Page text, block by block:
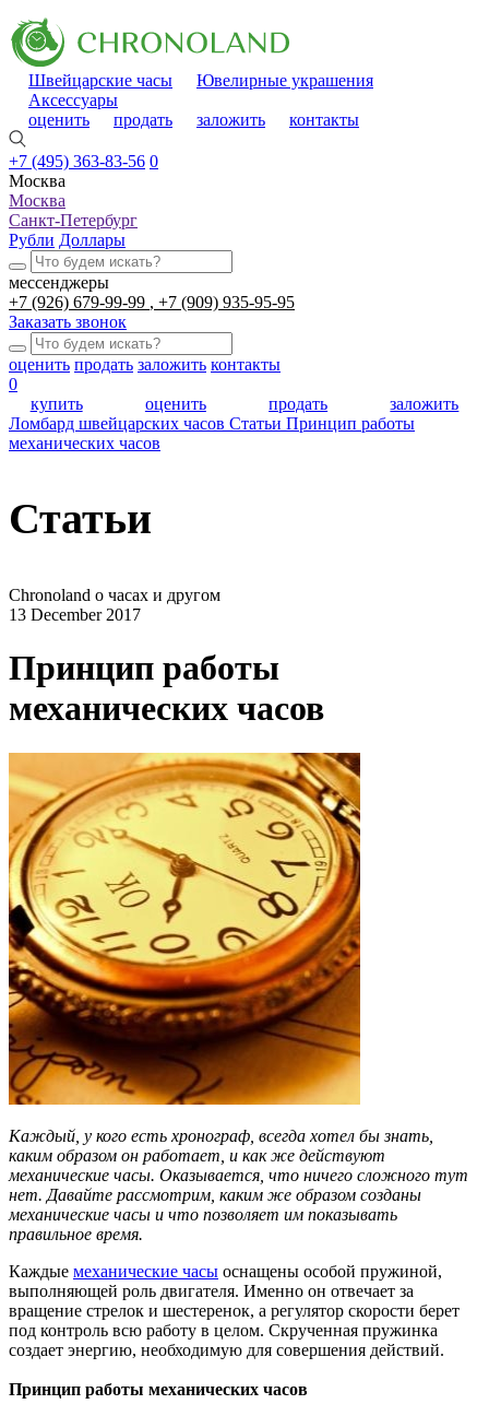
Швейцарские часы
Ювелирные украшения
Аксессуары
оценить
продать заложить контакты
+7 (495) 363-83-56 0
Москва
Москва
Санкт-Петербург
Рубли Доллары
мессенджеры
+7 (926) 679-99-99
+7 (909) 935-95-95
Заказать звонок
оценить продать заложить контакты
0
купить
оценить продать
заложить
Ломбард швейцарских часов Статьи Принцип работы
механических часов
Статьи
Chronoland о часах и другом
13 December 2017
Принцип работы
механических часов
Каждый, у кого есть хронограф, всегда хотел бы знать,
каким образом он работает, и как же действуют
механические часы. Оказывается, что ничего сложного тут
нет. Давайте рассмотрим, каким же образом созданы
механические часы и что позволяет им показывать
правильное время.
Каждые механические часы оснащены особой пружиной,
выполняющей роль двигателя. Именно он отвечает за
вращение стрелок и шестеренок, а регулятор скорости берет
под контроль всю работу в целом. Скрученная пружинка
создает энергию, необходимую для совершения действий.
Принцип работы механических часов